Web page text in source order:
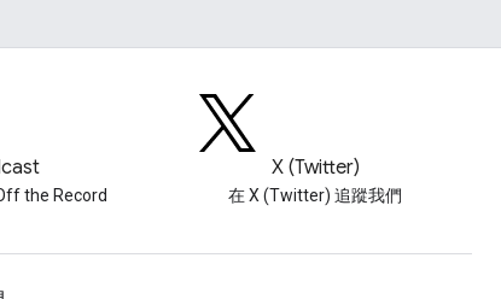
the Record
X (Twitter)
在 X (Twitter) 追蹤我們